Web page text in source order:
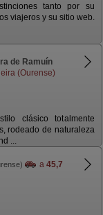
tanto por su
viajeros y su sitio web.
de Ramuín
(Ourense)
clásico totalmente
rodeado de naturaleza
...
a 45,7